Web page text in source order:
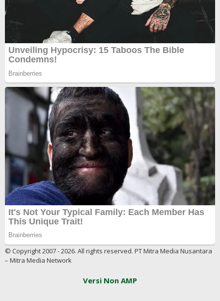
© Copyright 2007 - 2026. All rights reserved. PT Mitra Media Nusantara
– Mitra Media Network
Versi Non AMP